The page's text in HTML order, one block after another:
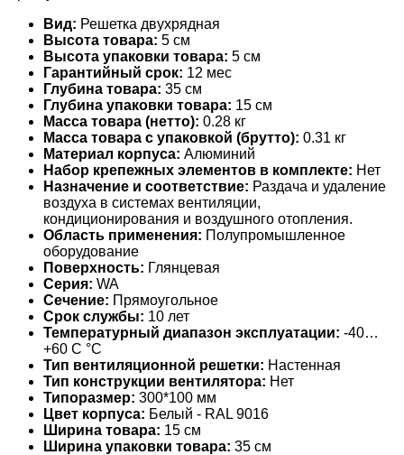
Вид: Решетка двухрядная
Высота товара: 5 см
Высота упаковки товара: 5 см
Гарантийный срок: 12 мес
Глубина товара: 35 см
Глубина упаковки товара: 15 см
Масса товара (нетто): 0.28 кг
Масса товара с упаковкой (брутто): 0.31 кг
Материал корпуса: Алюминий
Набор крепежных элементов в комплекте: Нет
Назначение и соответствие: Раздача и удаление
воздуха в системах вентиляции,
кондиционирования и воздушного отопления.
Область применения: Полупромышленное
оборудование
Поверхность: Глянцевая
Серия: WA
Сечение: Прямоугольное
Срок службы: 10 лет
Температурный диапазон эксплуатации: -40…
+60 С °С
Тип вентиляционной решетки: Настенная
Тип конструкции вентилятора: Нет
Типоразмер: 300*100 мм
Цвет корпуса: Белый - RAL 9016
Ширина товара: 15 см
Ширина упаковки товара: 35 см